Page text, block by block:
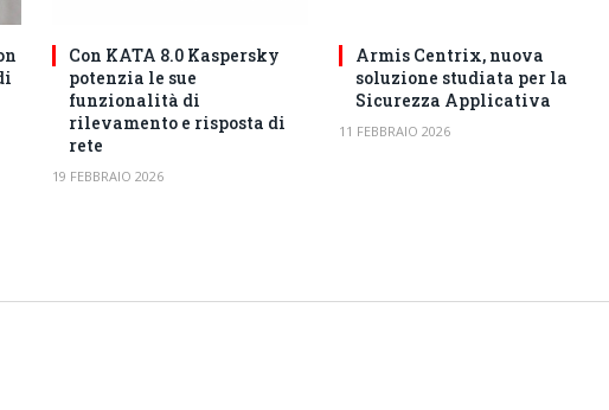
Con KATA 8.0 Kaspersky
potenzia le sue
funzionalità di
rilevamento e risposta di
rete
19 FEBBRAIO 2026
Armis Centrix, nuova
soluzione studiata per la
Sicurezza Applicativa
11 FEBBRAIO 2026